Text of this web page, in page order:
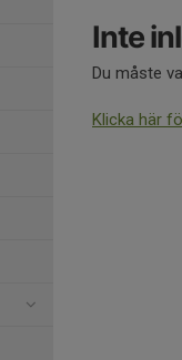
Inte
Du måste
Klicka här